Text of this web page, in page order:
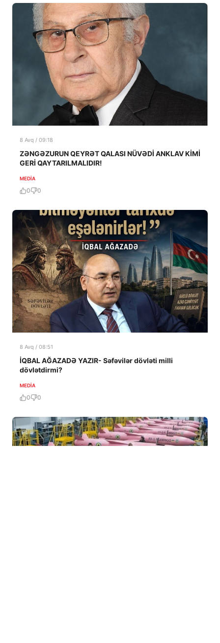
8 Avq / 09:18
ZƏNGƏZURUN QEYRƏT QALASI NÜVƏDİ ANKLAV KİMİ
GERİ QAYTARILMALIDIR!
MEDİA
0 0
8 Avq / 08:51
İQBAL AĞAZADƏ YAZIR- Səfəvilər dövləti milli
dövlətdirmi?
MEDİA
0 0